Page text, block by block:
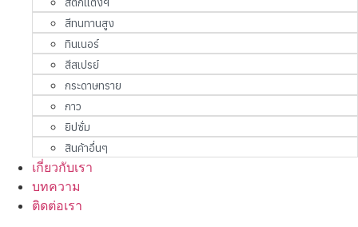
สีทนทานสูง
ทินเนอร์
สีสเปรย์
กระดาษทราย
กาว
ยิปซั่ม
สินค้าอื่นๆ
เกี่ยวกับเรา
บทความ
ติดต่อเรา